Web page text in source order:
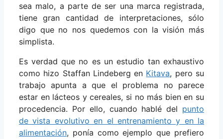
sea malo, a parte de ser una marca registrada,
tiene gran cantidad de interpretaciones, sólo
digo que no nos quedemos con la visión más
simplista.
Es verdad que no es un estudio tan exhaustivo
como hizo Staffan Lindeberg en Kitava, pero su
trabajo apunta a que el problema no parece
estar en lácteos y cereales, si no más bien en su
procedencia. Por ello, cuando hablé del punto
de vista evolutivo en el entrenamiento y en la
alimentación, ponía como ejemplo que prefiero